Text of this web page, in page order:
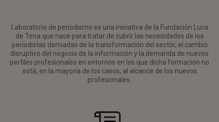
Laboratorio de periodismo es una iniciativa de la Fundación Luca
de Tena que nace para tratar de cubrir las necesidades de los
periodistas derivadas de la transformación del sector, el cambio
disruptivo del negocio de la información y la demanda de nuevos
perfiles profesionales en entornos en los que dicha formación no
está, en la mayoría de los casos, al alcance de los nuevos
profesionales.